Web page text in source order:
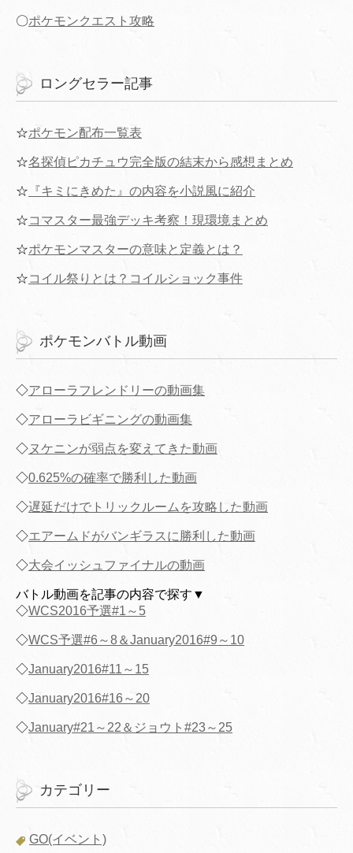
〇ポケモンクエスト攻略
ロングセラー記事
☆ポケモン配布一覧表
☆名探偵ピカチュウ完全版の結末から感想まとめ
☆ 『キミにきめた』の内容を小説風に紹介
☆コマスター最強デッキ考察！現環境まとめ
☆ポケモンマスターの意味と定義とは？
☆コイル祭りとは？コイルショック事件
ポケモンバトル動画
◇アローラフレンドリーの動画集
◇アローラビギニングの動画集
◇ヌケニンが弱点を変えてきた動画
◇0.625%の確率で勝利した動画
◇遅延だけでトリックルームを攻略した動画
◇エアームドがバンギラスに勝利した動画
◇大会イッシュファイナルの動画
バトル動画を記事の内容で探す▼
◇WCS2016予選#1～5
◇WCS予選#6～8＆January2016#9～10
◇January2016#11～15
◇January2016#16～20
◇January#21～22＆ジョウト#23～25
カテゴリー
GO(イベント)